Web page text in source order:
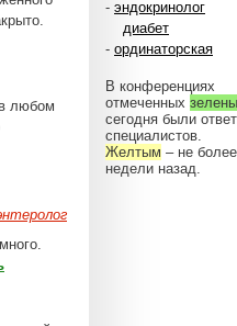
- эндокринолог
диабет
- ординаторская
В конференциях
отмеченных
сегодня были
специалистов.
Желтым – не более
недели назад.
любом